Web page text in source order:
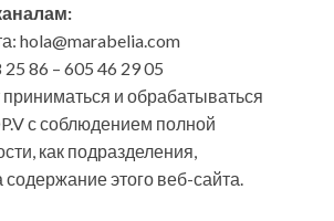
hola@marabelia.com
86 – 605 46 29 05
и обрабатываться
с соблюдением полной
как подразделения,
содержание этого веб-сайта.